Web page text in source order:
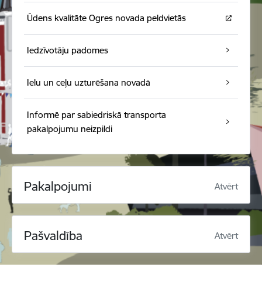
Ūdens kvalitāte Ogres novada peldvietās
Iedzīvotāju padomes
Ielu un ceļu uzturēšana novadā
Informē par sabiedriskā transporta
pakalpojumu neizpildi
Pakalpojumi Atvērt
Pašvaldība Atvērt